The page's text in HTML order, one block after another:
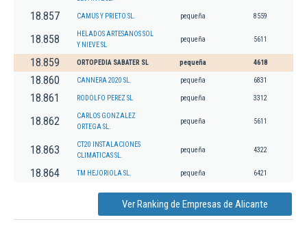
18.857 CAMUS Y PRIETO SL. pequeña 8559
18.858
HELADOS ARTESANOS SOL
Y NIEVE SL
pequeña 5611
18.859 ORTOPEDIA SABATER SL pequeña 4618
18.860 CANNERA 2020 SL. pequeña 6831
18.861 RODOLFO PEREZ SL pequeña 3312
18.862
CARLOS GONZALEZ
ORTEGA SL.
pequeña 5611
18.863
CT20 INSTALACIONES
CLIMATICAS SL.
pequeña 4322
18.864 TM HEJORIOLA SL. pequeña 6421
Ver Ranking de Empresas de Alicante